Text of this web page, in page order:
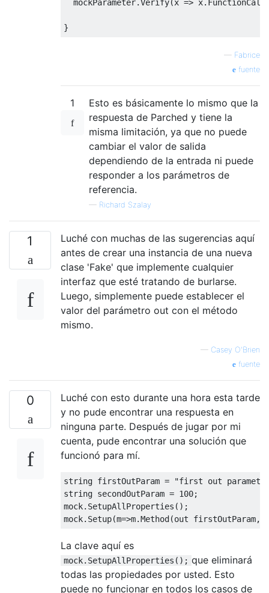
  mockParameter
.Verify(x => x.
}
— Fabrice
fuente
1
Esto es básicamente lo mismo que la
respuesta de Parched y tiene la
misma limitación, ya que no puede
cambiar el valor de salida
dependiendo de la entrada ni puede
responder a los parámetros de
referencia.
— Richard Szalay
1
Luché con muchas de las sugerencias aquí
antes de crear una instancia de una nueva
clase 'Fake' que implemente cualquier
interfaz que esté tratando de burlarse.
Luego, simplemente puede establecer el
valor del parámetro out con el método
mismo.
— Casey O'Brien
fuente
0
Luché con esto durante una hora esta tarde
y no pude encontrar una respuesta en
ninguna parte. Después de jugar por mi
cuenta, pude encontrar una solución que
funcionó para mí.
string firstOutParam =
"first out
string secondOutParam = 100;
mock. SetupAllProperties ();
mock. Setup(m=>m.Method(out firstOutParam,
La clave aquí es
mock.SetupAllProperties(); que eliminará
todas las propiedades por usted. Esto
puede no funcionar en todos los casos de